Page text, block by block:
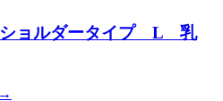
ショルダータイプ L 乳
→